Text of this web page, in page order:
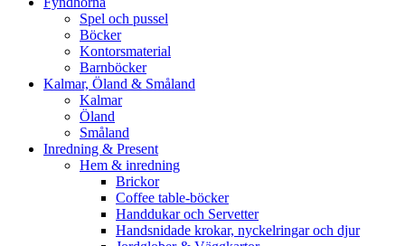
Spel och pussel
Böcker
Kontorsmaterial
Barnböcker
Kalmar, Öland & Småland
Kalmar
Öland
Småland
Inredning & Present
Hem & inredning
Brickor
Coffee table-böcker
Handdukar och Servetter
Handsnidade krokar, nyckelringar och djur